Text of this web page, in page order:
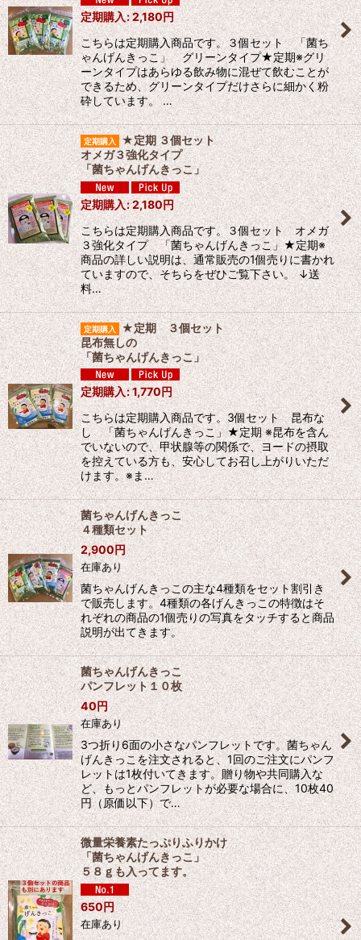
定期購入:2,180円
こちらは定期購入商品です。３個セット 「菌ち
ゃんげんきっこ」 グリーンタイプ★定期※グリ
ーンタイプはあらゆる飲み物に混ぜて飲むことが
できるため、グリーンタイプだけさらに細かく粉
砕しています。 …
★定期 ３個セット
オメガ３強化タイプ
「菌ちゃんげんきっこ」
定期購入:2,180円
こちらは定期購入商品です。３個セット オメガ
３強化タイプ 「菌ちゃんげんきっこ」★定期※
商品の詳しい説明は、通常販売の1個売りに書かれ
ていますので、そちらをぜひご覧下さい。 ↓送
料…
★定期 ３個セット
昆布無しの
「菌ちゃんげんきっこ」
定期購入:1,770円
こちらは定期購入商品です。3個セット 昆布な
し 「菌ちゃんげんきっこ」★定期 ※昆布を含ん
でいないので、甲状腺等の関係で、ヨードの摂取
を控えている方も、安心してお召し上がりいただ
けます。※ま…
菌ちゃんげんきっこ
４種類セット
2,900円
在庫あり
菌ちゃんげんきっこの主な4種類をセット割引き
で販売します。4種類の各げんきっこの特徴はそ
れぞれの商品の1個売りの写真をタッチすると商品
説明が出てきます。
菌ちゃんげんきっこ
パンフレット１０枚
40円
在庫あり
3つ折り6面の小さなパンフレットです。菌ちゃん
げんきっこを注文されると、1回のご注文にパンフ
レットは1枚付いてきます。贈り物や共同購入な
ど、もっとパンフレットが必要な場合に、10枚40
円（原価以下）で…
微量栄養素たっぷりふりかけ
「菌ちゃんげんきっこ」
５８ｇも入ってます。
650円
在庫あり